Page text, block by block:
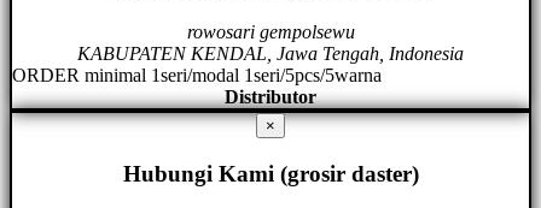
rowosari gempolsewu
KABUPATEN KENDAL, Jawa Tengah, Indonesia
ORDER minimal 1seri/modal 1seri/5pcs/5warna
Distributor
×
Hubungi Kami (grosir daster)